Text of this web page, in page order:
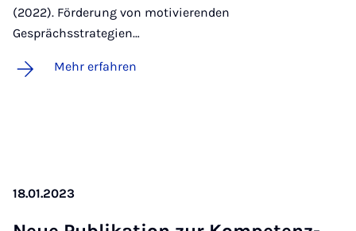
(2022). Förderung von motivierenden
Gesprächsstrategien…
Mehr erfahren
18.01.2023